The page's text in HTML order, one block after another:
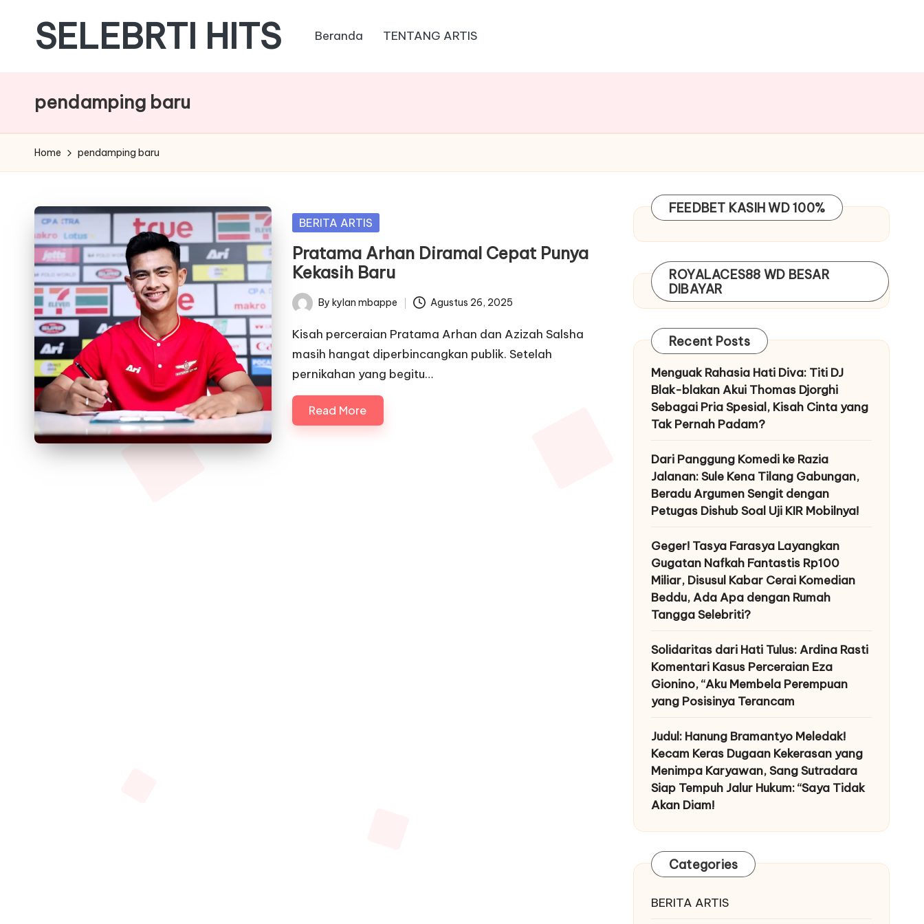
SELEBRTI HITS
berita
artis
Beranda TENTANG ARTIS
pendamping baru
Home pendamping baru
Posted
BERITA ARTIS
Pratama Arhan Diramal Cepat Punya
Kekasih Baru
Posted
by
By kylan mbappe Agustus 26, 2025
Kisah perceraian Pratama Arhan dan Azizah Salsha
masih hangat diperbincangkan publik. Setelah
pernikahan yang begitu…
Read More
FEEDBET KASIH WD 100%
ROYALACES88 WD BESAR
DIBAYAR
Recent Posts
Menguak Rahasia Hati Diva: Titi DJ
Blak-blakan Akui Thomas Djorghi
Sebagai Pria Spesial, Kisah Cinta yang
Tak Pernah Padam?
Dari Panggung Komedi ke Razia
Jalanan: Sule Kena Tilang Gabungan,
Beradu Argumen Sengit dengan
Petugas Dishub Soal Uji KIR Mobilnya!
Geger! Tasya Farasya Layangkan
Gugatan Nafkah Fantastis Rp100
Miliar, Disusul Kabar Cerai Komedian
Beddu, Ada Apa dengan Rumah
Tangga Selebriti?
Solidaritas dari Hati Tulus: Ardina Rasti
Komentari Kasus Perceraian Eza
Gionino, “Aku Membela Perempuan
yang Posisinya Terancam
Judul: Hanung Bramantyo Meledak!
Kecam Keras Dugaan Kekerasan yang
Menimpa Karyawan, Sang Sutradara
Siap Tempuh Jalur Hukum: “Saya Tidak
Akan Diam!
Categories
BERITA ARTIS